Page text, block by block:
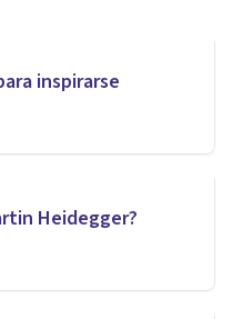
inspirarse
Heidegger?